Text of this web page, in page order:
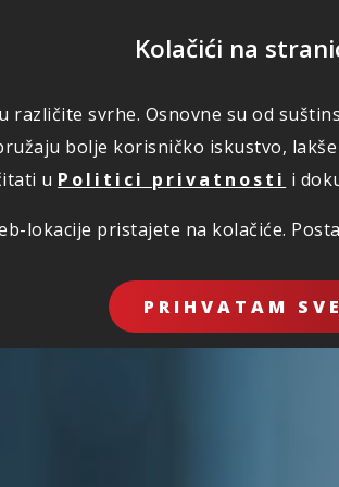
Kolačići na
različite svrhe. Osnovne su od
bolje korisničko iskustvo,
u Politici privatnosti i
lokacije pristajete na kolačiće.
PRIHVATAM SVE
OSIGURANJA ŠTETE KORISNO